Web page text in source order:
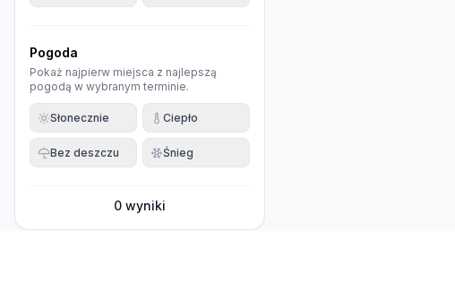
Pogoda
Pokaż najpierw miejsca z najlepszą
pogodą w wybranym terminie.
Słonecznie Ciepło
Bez deszczu Śnieg
0 wyniki